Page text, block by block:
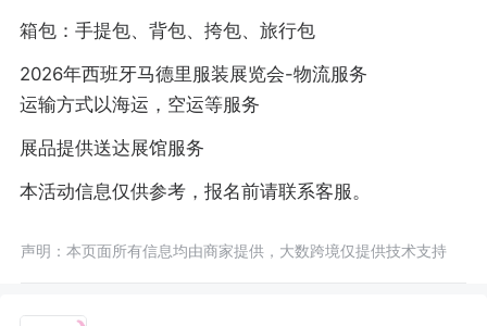
箱包：手提包、背包、挎包、旅行包
2026年西班牙马德里服装展览会-物流服务
运输方式以海运，空运等服务
展品提供送达展馆服务
本活动信息仅供参考，报名前请联系客服。
声明：本页面所有信息均由商家提供，大数跨境仅提供技术支持